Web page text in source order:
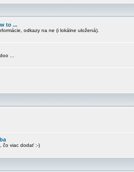
to ...
odkazy na ne (i lokálne uložená).
...
čo viac dodať :-)